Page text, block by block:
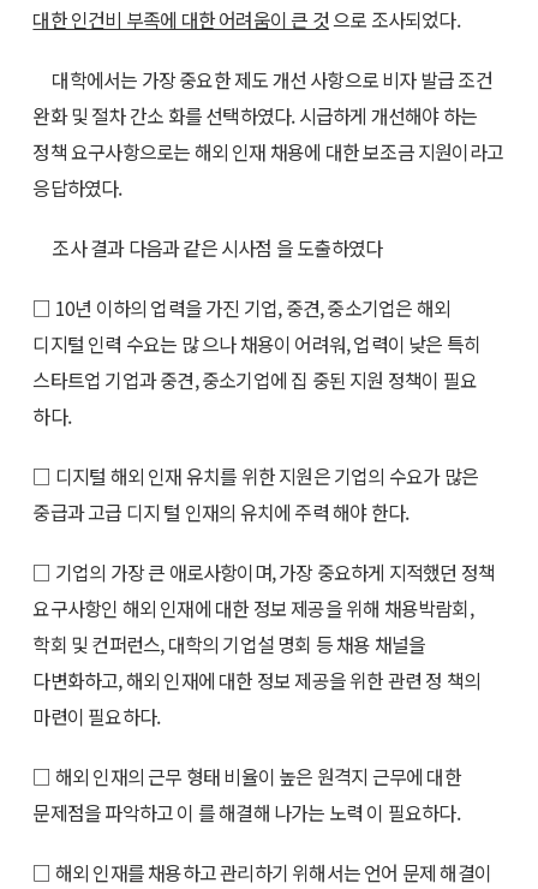
대한 인건비 부족에 대한 어려움이 큰 것으로 조사되었다.
대학에서는 가장 중요한 제도 개선 사항으로 비자 발급 조건
완화 및 절차 간소 화를 선택하였다. 시급하게 개선해야 하는
정책 요구사항으로는 해외 인재 채용에 대한 보조금 지원이라고
응답하였다.
조사 결과 다음과 같은 시사점 을 도출하였다
□ 10년 이하의 업력을 가진 기업, 중견, 중소기업은 해외
디지털 인력 수요는 많 으나 채용이 어려워, 업력이 낮은 특히
스타트업 기업과 중견, 중소기업에 집 중된 지원 정책이 필요
하다.
□ 디지털 해외 인재 유치를 위한 지원은 기업의 수요가 많은
중급과 고급 디지 털 인재의 유치에 주력 해야 한다.
□ 기업의 가장 큰 애로사항이며, 가장 중요하게 지적했던 정책
요구사항인 해외 인재에 대한 정보 제공을 위해 채용박람회,
학회 및 컨퍼런스, 대학의 기업설 명회 등 채용 채널을
다변화하고, 해외 인재에 대한 정보 제공을 위한 관련 정 책의
마련이 필요하다.
□ 해외 인재의 근무 형태 비율이 높은 원격지 근무에 대한
문제점을 파악하고 이 를 해결해 나가는 노력 이 필요하다.
□ 해외 인재를 채용하고 관리하기 위해서는 언어 문제 해결이